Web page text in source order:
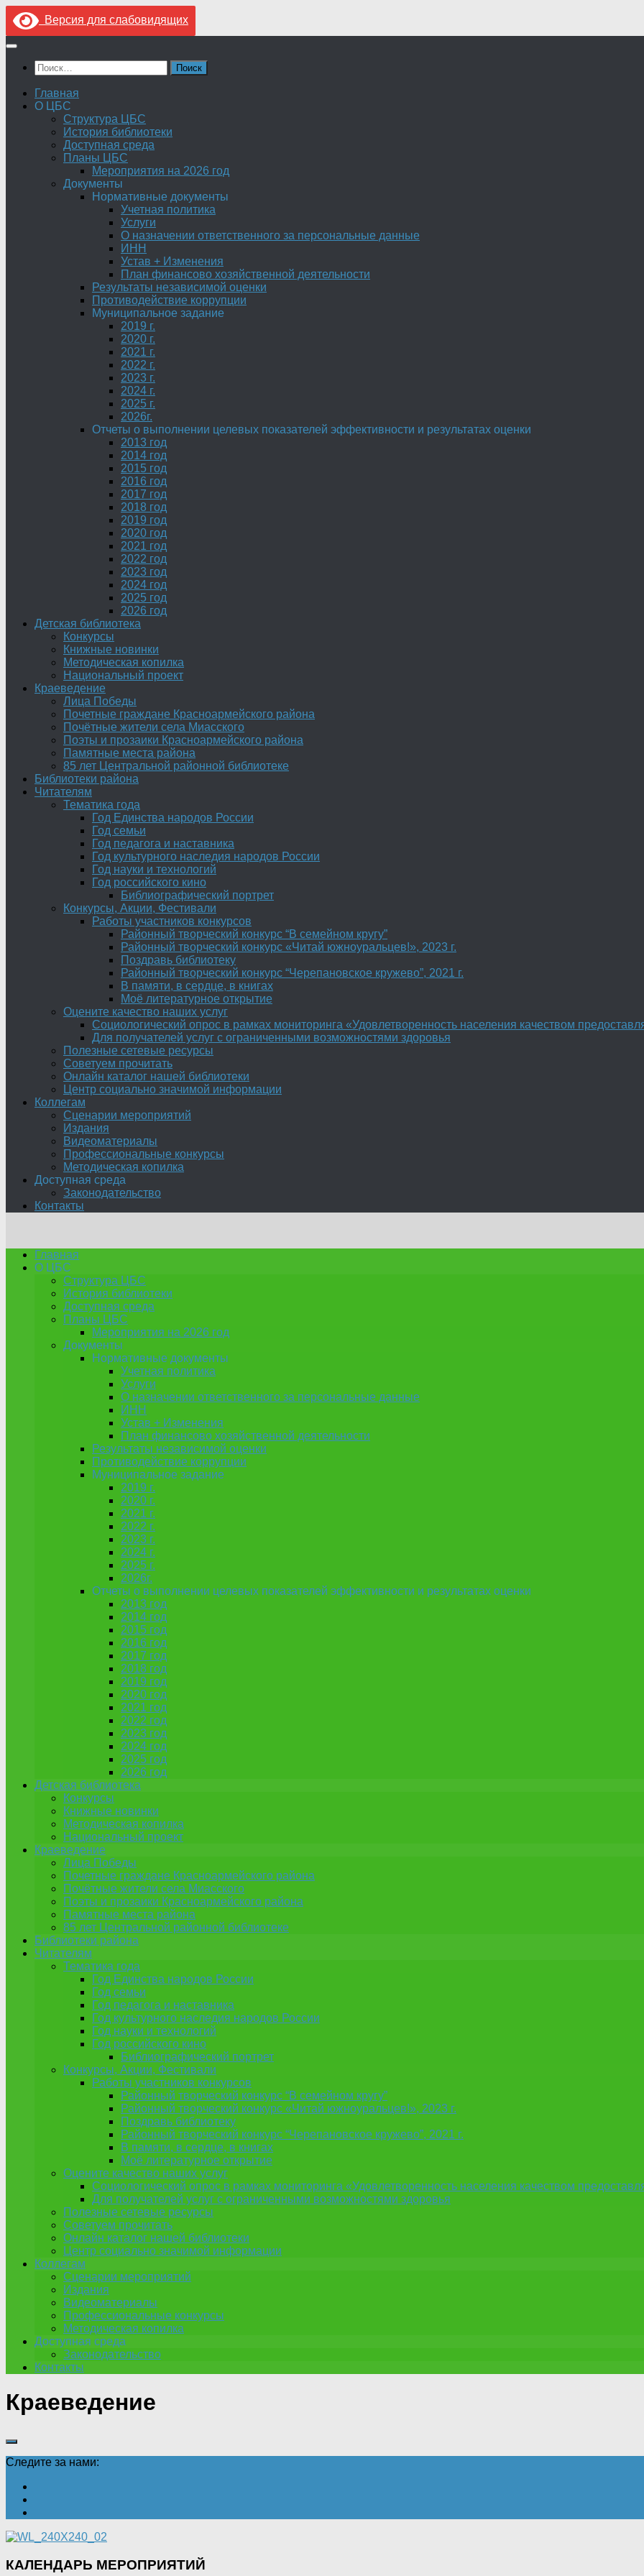
Версия для слабовидящих
Перейти
содержимому
Найти:
Главная
О ЦБС
Структура ЦБС
История библиотеки
Доступная среда
Планы ЦБС
Мероприятия на 2026 год
Документы
Нормативные документы
Учетная политика
Услуги
О назначении ответственного за персональные данные
ИНН
Устав + Изменения
План финансово хозяйственной деятельности
Результаты независимой оценки
Противодействие коррупции
Муниципальное задание
2019 г.
2020 г.
2021 г.
2022 г.
2023 г.
2024 г.
2025 г.
2026г.
Отчеты о выполнении целевых показателей эффективности и результатах оценки
2013 год
2014 год
2015 год
2016 год
2017 год
2018 год
2019 год
2020 год
2021 год
2022 год
2023 год
2024 год
2025 год
2026 год
Детская библиотека
Конкурсы
Книжные новинки
Методическая копилка
Национальный проект
Краеведение
Лица Победы
Почетные граждане Красноармейского района
Почётные жители села Миасского
Поэты и прозаики Красноармейского района
Памятные места района
85 лет Центральной районной библиотеке
Библиотеки района
Читателям
Тематика года
Год Единства народов России
Год семьи
Год педагога и наставника
Год культурного наследия народов России
Год науки и технологий
Год российского кино
Библиографический портрет
Конкурсы, Акции, Фестивали
Работы участников конкурсов
Районный творческий конкурс “В семейном кругу”
Районный творческий конкурс «Читай южноуральцев!», 2023 г.
Поздравь библиотеку
Районный творческий конкурс “Черепановское кружево”, 2021 г.
В памяти, в сердце, в книгах
Моё литературное открытие
Оцените качество наших услуг
Социологический опрос в рамках мониторинга «Удовлетворенность населения качеством
Для получателей услуг с ограниченными возможностями здоровья
Полезные сетевые ресурсы
Советуем прочитать
Онлайн каталог нашей библиотеки
Центр социально значимой информации
Коллегам
Сценарии мероприятий
Издания
Видеоматериалы
Профессиональные конкурсы
Методическая копилка
Доступная среда
Законодательство
Контакты
Главная
О ЦБС
Структура ЦБС
История библиотеки
Доступная среда
Планы ЦБС
Мероприятия на 2026 год
Документы
Нормативные документы
Учетная политика
Услуги
О назначении ответственного за персональные данные
ИНН
Устав + Изменения
План финансово хозяйственной деятельности
Результаты независимой оценки
Противодействие коррупции
Муниципальное задание
2019 г.
2020 г.
2021 г.
2022 г.
2023 г.
2024 г.
2025 г.
2026г.
Отчеты о выполнении целевых показателей эффективности и результатах оценки
2013 год
2014 год
2015 год
2016 год
2017 год
2018 год
2019 год
2020 год
2021 год
2022 год
2023 год
2024 год
2025 год
2026 год
Детская библиотека
Конкурсы
Книжные новинки
Методическая копилка
Национальный проект
Краеведение
Лица Победы
Почетные граждане Красноармейского района
Почётные жители села Миасского
Поэты и прозаики Красноармейского района
Памятные места района
85 лет Центральной районной библиотеке
Библиотеки района
Читателям
Тематика года
Год Единства народов России
Год семьи
Год педагога и наставника
Год культурного наследия народов России
Год науки и технологий
Год российского кино
Библиографический портрет
Конкурсы, Акции, Фестивали
Работы участников конкурсов
Районный творческий конкурс “В семейном кругу”
Районный творческий конкурс «Читай южноуральцев!», 2023 г.
Поздравь библиотеку
Районный творческий конкурс “Черепановское кружево”, 2021 г.
В памяти, в сердце, в книгах
Моё литературное открытие
Оцените качество наших услуг
Социологический опрос в рамках мониторинга «Удовлетворенность населения качеством
Для получателей услуг с ограниченными возможностями здоровья
Полезные сетевые ресурсы
Советуем прочитать
Онлайн каталог нашей библиотеки
Центр социально значимой информации
Коллегам
Сценарии мероприятий
Издания
Видеоматериалы
Профессиональные конкурсы
Методическая копилка
Доступная среда
Законодательство
Контакты
Краеведение
Следите за нами:
КАЛЕНДАРЬ МЕРОПРИЯТИЙ